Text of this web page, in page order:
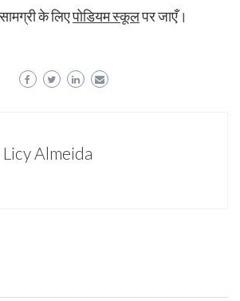
के लिएपोडियम स्कूलपर जाएँ।
Licy Almeida